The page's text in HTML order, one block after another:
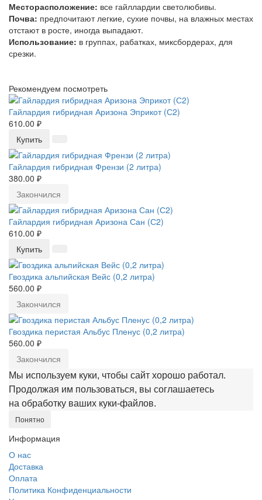
Месторасположение: все гайллардии светолюбивы.
Почва: предпочитают легкие, сухие почвы, на влажных местах
отстают в росте, иногда выпадают.
Использование: в группах, рабатках, миксбордерах, для
срезки.
Рекомендуем посмотреть
Гайлардия гибридная Аризона Эприкот (С2)
610.00 ₽
Купить
Гайлардия гибридная Френзи (2 литра)
380.00 ₽
Закончился
Гайлардия гибридная Аризона Сан (С2)
610.00 ₽
Купить
Гвоздика альпийская Вейс (0,2 литра)
560.00 ₽
Закончился
Гвоздика перистая Альбус Пленус (0,2 литра)
560.00 ₽
Закончился
Мы используем куки, чтобы сайт хорошо работал.
Продолжая им пользоваться, вы соглашаетесь
на обработку ваших куки‑файлов.
Понятно
Информация
О нас
Доставка
Оплата
Политика Конфиденциальности